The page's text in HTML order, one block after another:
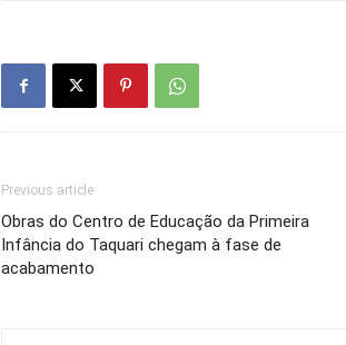
Previous article
Obras do Centro de Educação da Primeira
Infância do Taquari chegam à fase de
acabamento